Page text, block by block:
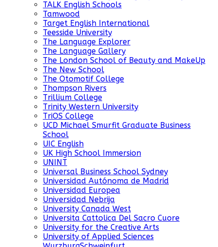
TALK English Schools
Tamwood
Target English International
Teesside University
The Language Explorer
The Language Gallery
The London School of Beauty and MakeUp
The New School
The Otomotif College
Thompson Rivers
Trillium College
Trinity Western University
TriOS College
UCD Michael Smurfit Graduate Business
School
UIC English
UK High School Immersion
UNINT
Universal Business School Sydney
Universidad Autónoma de Madrid
Universidad Europea
Universidad Nebrija
University Canada West
Universita Cattolica Del Sacro Cuore
University for the Creative Arts
University of Applied Sciences